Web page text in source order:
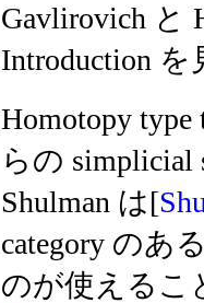
Gavlirovich と
Introduction
Homotopy
らの
Shulman は[
category のあ
のが使えるこ